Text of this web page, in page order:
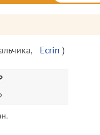
, Ecrin )